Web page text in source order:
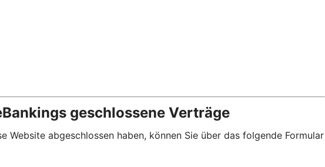
geschlossene Verträge
abgeschlossen haben, können Sie über das folgende Formular